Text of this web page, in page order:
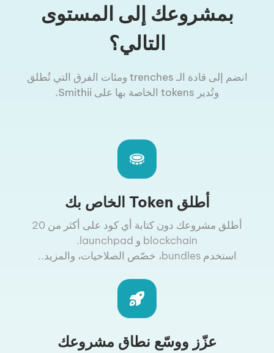
بمشروعك إلى المستوى
التالي؟
انضم إلى قادة الـ trenches ومئات الفرق التي تُطلق
وتُدير tokens الخاصة بها على Smithii.
أطلق Token الخاص بك
أطلق مشروعك دون كتابة أي كود على أكثر من 20
blockchain و launchpad.
استخدم bundles، خصّص الصلاحيات، والمزيد..
عزّز ووسّع نطاق مشروعك